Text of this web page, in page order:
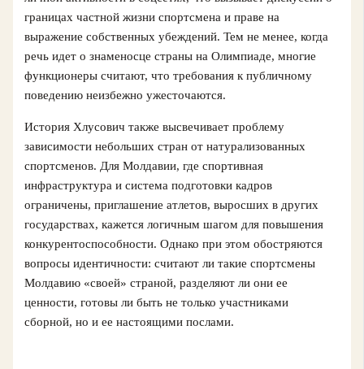
границах частной жизни спортсмена и праве на
выражение собственных убеждений. Тем не менее, когда
речь идет о знаменосце страны на Олимпиаде, многие
функционеры считают, что требования к публичному
поведению неизбежно ужесточаются.
История Хлусович также высвечивает проблему
зависимости небольших стран от натурализованных
спортсменов. Для Молдавии, где спортивная
инфраструктура и система подготовки кадров
ограничены, приглашение атлетов, выросших в других
государствах, кажется логичным шагом для повышения
конкурентоспособности. Однако при этом обостряются
вопросы идентичности: считают ли такие спортсмены
Молдавию «своей» страной, разделяют ли они ее
ценности, готовы ли быть не только участниками
сборной, но и ее настоящими послами.